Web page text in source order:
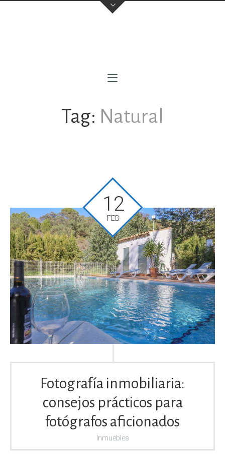
Tag: Natural
12
FEB
Fotografía inmobiliaria:
consejos prácticos para
fotógrafos aficionados
Inmuebles